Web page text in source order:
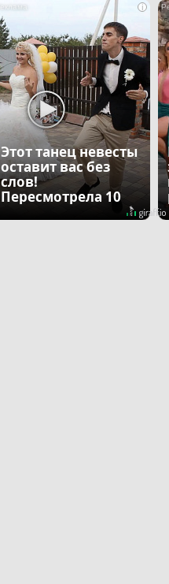
i
Этот танец невесты
оставит вас без
слов!
Пересмотрела 10